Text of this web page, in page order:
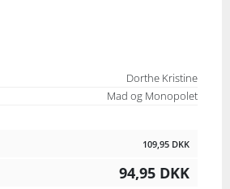
Dorthe Kristine
Mad og Monopolet
109,95 DKK
94,95 DKK